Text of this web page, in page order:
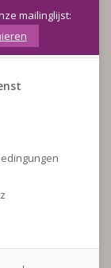
mailinglijst: